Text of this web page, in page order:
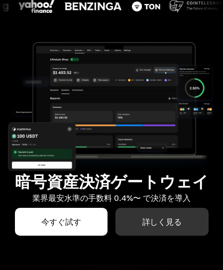
暗号資産決済ゲートウェイ
業界最安水準の手数料 0.4%〜 で決済を導入
今すぐ試す 詳しく見る